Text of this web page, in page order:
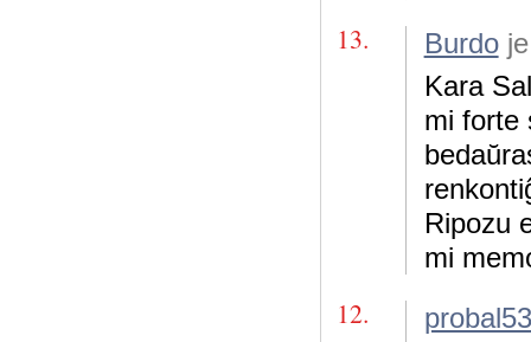
13. Burdoje
Kara
mi forte
Ripozu
mi
12.
probal53